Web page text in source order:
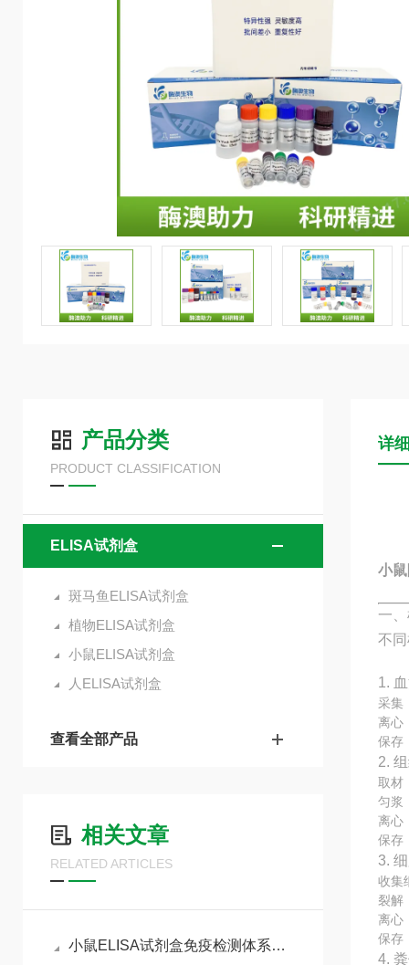
产品分类
PRODUCT CLASSIFICATION
ELISA试剂盒
斑马鱼ELISA试剂盒
植物ELISA试剂盒
小鼠ELISA试剂盒
人ELISA试剂盒
查看全部产品
相关文章
RELATED ARTICLES
小鼠ELISA试剂盒免疫检测体系与动物模型实验实操指南
详
小
一
不
1.
采集
离心
保存
2.
取材
匀浆
离心
保存
3.
收集
裂解
离心
保存
4.